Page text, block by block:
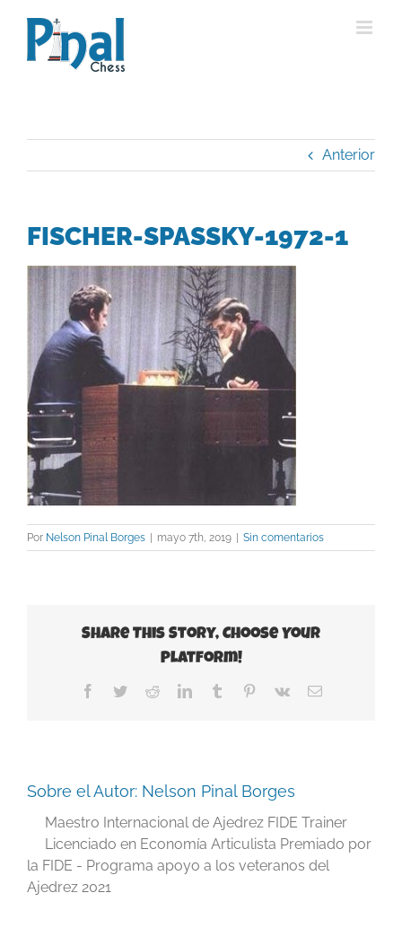
contenido
Anterior
FISCHER-SPASSKY-1972-1
Por Nelson Pinal Borges | mayo 7th, 2019 | Sin comentarios
Share This Story, Choose Your
Platform!
Facebook
TwitterRedditLinkedInTumblr Pinterest
Vk
Correo
Sobre el Autor: Nelson Pinal Borges
Maestro Internacional de Ajedrez FIDE Trainer
Licenciado en Economía Articulista Premiado por
la FIDE - Programa apoyo a los veteranos del
Ajedrez 2021